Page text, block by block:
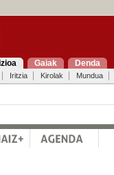
Gaiak Denda
Iritzia Kirolak Mundua